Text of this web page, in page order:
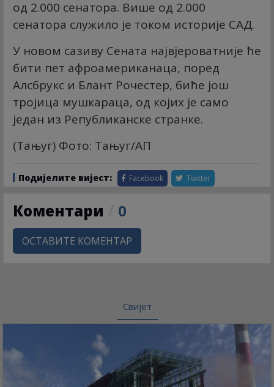
од 2.000 сенатора. Више од 2.000
сенатора служило је током историје САД.
У новом сазиву Сената највјероватније ће
бити пет афроамериканаца, поред
Алсбрукс и Блант Рочестер, биће још
тројица мушкараца, од којих је само
један из Републиканске странке.
(Тањуг) Фото: Тањуг/АП
Подијелите вијест: Facebook Twitter
Коментари 0
ОСТАВИТЕ КОМЕНТАР
Свијет